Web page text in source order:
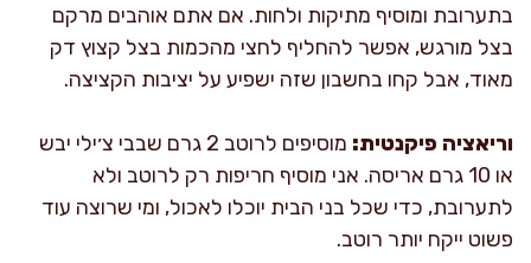
בתערובת ומוסיף מתיקות ולחות. אם אתם אוהבים מרקם
בצל מורגש, אפשר להחליף לחצי מהכמות בצל קצוץ דק
מאוד, אבל קחו בחשבון שזה ישפיע על יציבות הקציצה.
וריאציה פיקנטית:
מוסיפים לרוטב 2 גרם שבבי צ׳ילי יבש
או 10 גרם אריסה. אני מוסיף חריפות רק לרוטב ולא
לתערובת, כדי שכל בני הבית יוכלו לאכול, ומי שרוצה עוד
פשוט ייקח יותר רוטב.